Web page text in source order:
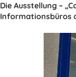
Die Ausstellung –
Informationsbüros